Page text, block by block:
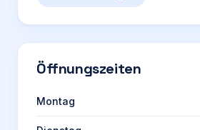
Öffnungszeiten
Montag